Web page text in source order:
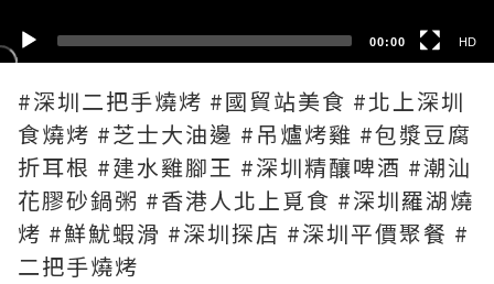
00:00 HD
#深圳二把手燒烤 #國貿站美食 #北上深圳
食燒烤 #芝士大油邊 #吊爐烤雞 #包漿豆腐
折耳根 #建水雞腳王 #深圳精釀啤酒 #潮汕
花膠砂鍋粥 #香港人北上覓食 #深圳羅湖燒
烤 #鮮魷蝦滑 #深圳探店 #深圳平價聚餐 #
二把手燒烤